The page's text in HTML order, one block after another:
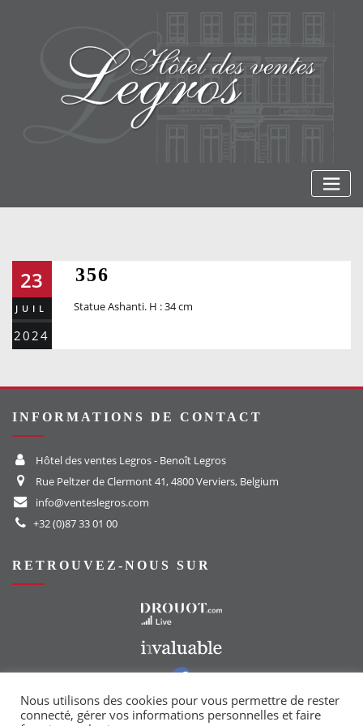
23
JUIL
2024
356
Statue Ashanti. H : 34 cm
INFORMATIONS DE CONTACT
Hôtel des ventes Legros - Benoît Legros
Rue Peltzer de Clermont 41, 4800 Verviers, Belgium
info@venteslegros.com
+32 (0)87 33 01 00
RETROUVEZ-NOUS SUR
Vers notre groupe Facebook
Nous utilisons des cookies pour vous permettre de rester
connecté, gérer vos informations personnelles et faire